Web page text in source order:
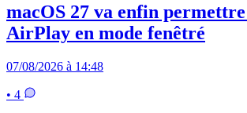
macOS 27 va enfin
AirPlay en mode fenêtré
07/08/2026 à 14:48
• 4